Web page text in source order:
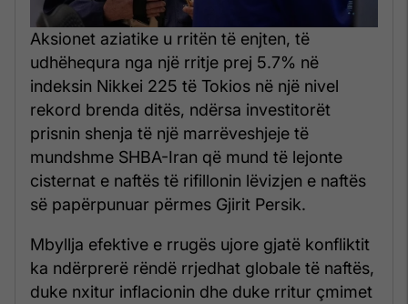
Aksionet aziatike u rritën të enjten, të
udhëhequra nga një rritje prej 5.7% në
indeksin Nikkei 225 të Tokios në një nivel
rekord brenda ditës, ndërsa investitorët
prisnin shenja të një marrëveshjeje të
mundshme SHBA-Iran që mund të lejonte
cisternat e naftës të rifillonin lëvizjen e naftës
së papërpunuar përmes Gjirit Persik.
Mbyllja efektive e rrugës ujore gjatë konfliktit
ka ndërprerë rëndë rrjedhat globale të naftës,
duke nxitur inflacionin dhe duke rritur çmimet